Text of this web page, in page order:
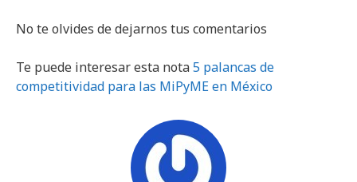
No te olvides de dejarnos tus comentarios
Te puede interesar esta nota5 palancas de
competitividad para las MiPyME en México